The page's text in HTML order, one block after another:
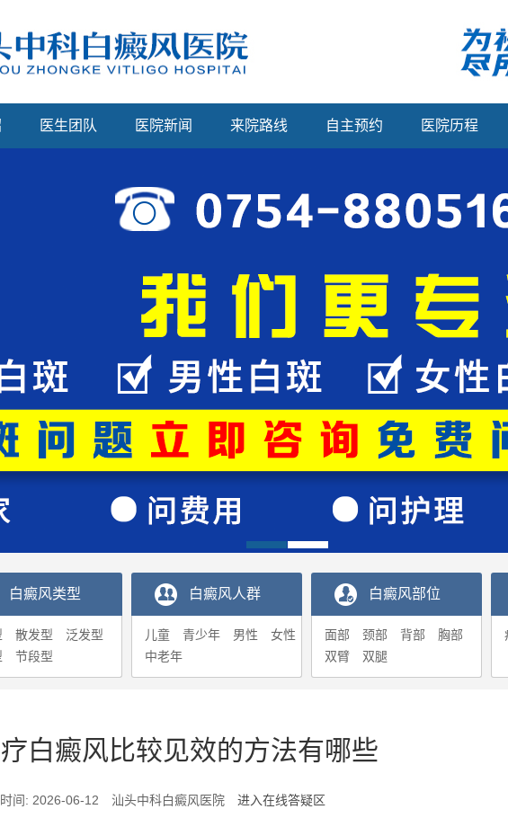
医生团队 医院新闻 来院路线 自主预约 医院历程
白癜风类型
散发型
泛发型
节段型
白癜风人群
儿童 青少年 男性
女性
中老年
白癜风部位
面部 颈部 背部
胸部
双臂
双腿
白癜风比较见效的方法有哪些
时间: 2026-06-12 汕头中科白癜风医院 进入在线答疑区